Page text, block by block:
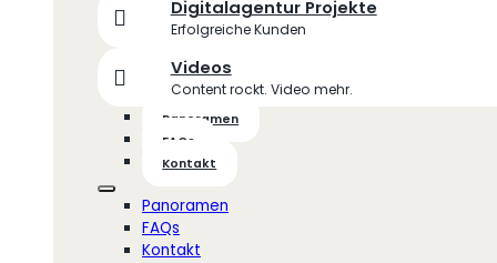
Digitalagentur Projekte
Erfolgreiche Kunden
Videos
Content rockt. Video mehr.
Panoramen
FAQs
Kontakt
Panoramen
FAQs
Kontakt